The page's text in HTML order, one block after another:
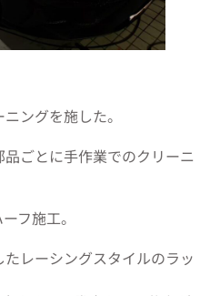
ングを施した。
ごとに手作業でのクリーニ
フ施工。
レーシングスタイルのラッ